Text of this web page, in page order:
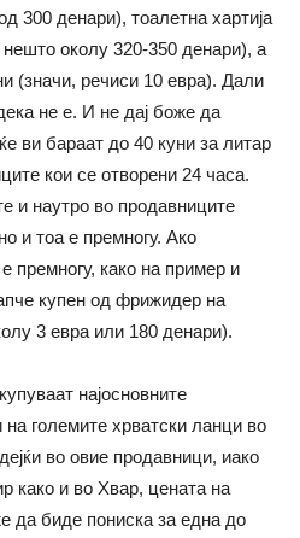
300 денари), тоалетна хартија
околу 320-350 денари), а
(значи, речиси 10 евра). Дали
не е. И не дај боже да
ви бараат до 40 куни за литар
кои се отворени 24 часа.
и наутро во продавниците
и тоа е премногу. Ако
премногу, како на пример и
купен од фрижидер на
3 евра или 180 денари).
најосновните
големите хрватски ланци во
во овие продавници, иако
како и во Хвар, цената на
да биде пониска за една до